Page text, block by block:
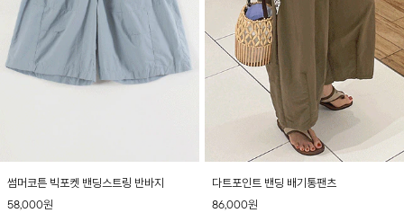
썸머코튼 빅포켓 밴딩스트링 반바지
58,000원
다트포인트 밴딩 배기통팬츠
86,000원